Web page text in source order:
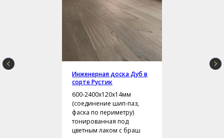
Инженерная доска Дуб в
сорте Рустик
600-2400х120х14мм
(соединение шип-паз,
фаска по периметру)
тонированная под
цветным лаком с браш